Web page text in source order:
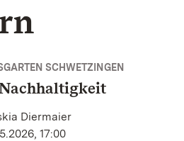
SCHWETZINGEN
Diermaier
17:00